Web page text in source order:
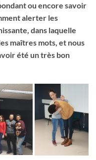
ou encore savoir
alerter les
dans laquelle
maîtres mots, et nous
été un très bon